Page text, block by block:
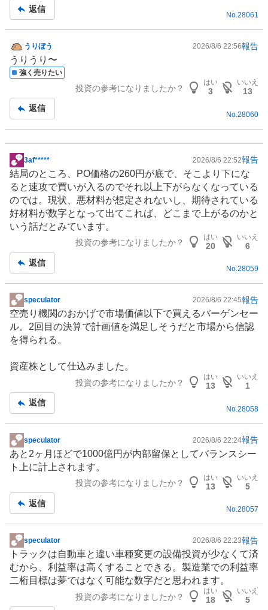
返信
No.28061
掲
示
板
うりぼう 2026/8/6 22:56報告
うりうり〜
強く売りたい
投資の参考になりましたか？
はい
3
いいえ
13
返信
No. 28060
掲
示
板
記
事
3af***** 2026/8/6 22:52報告
結局のところ、PO価格の260円が底で、そこより下にな
ると速攻で買いが入るのでそれ以上下がらなくなっている
のでは。現状、悪材料が想定されないし、期待されている
好材料が数字となって出てこれば、どこまで上がるのかと
いう話だとみています。
投資の参考になりましたか？
はい
20
いいえ
6
返信
No.28059
掲
示
板
記
speculator 2026/8/6 22:45報告
空売り機関のおかげで市場価値以下で買えるバーゲンセー
ル。2回目の決算で計画値を満足しそうだと市場から信認
を得られる。
資産株として仕込みました。
投資の参考になりましたか？
はい
13
いいえ
1
返信
No. 28058
掲
示
板
speculator 2026/8/6 22:24報告
あと2ヶ月ほどで1000億円が内部留保としてバランスシー
ト上に計上されます。
投資の参考になりましたか？
はい
13
いいえ
5
返信
No.28057
掲
示
板
記
speculator 2026/8/6 22:23報告
トラック は自動車と違い車種変更の設備投資が少なくて済
むから、利益率は高くすることできる。製造業での利益率
二桁目標は夢ではなく可能な数字だと思われます。
投資の参考になりましたか？
はい
18
いいえ
5